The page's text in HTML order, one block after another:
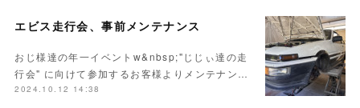
エビス走行会、事前メンテナンス
おじ様達の年一イベントw&nbsp;"じじぃ達の走
行会" に向けて参加するお客様よりメンテナン…
2024.10.12 14:38